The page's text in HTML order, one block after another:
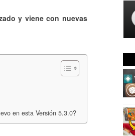
y viene con nuevas
en esta Versión 5.3.0?